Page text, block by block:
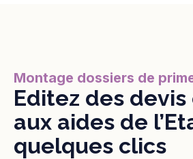
Montage dossiers de
Editez des
aux aides de
quelques clics